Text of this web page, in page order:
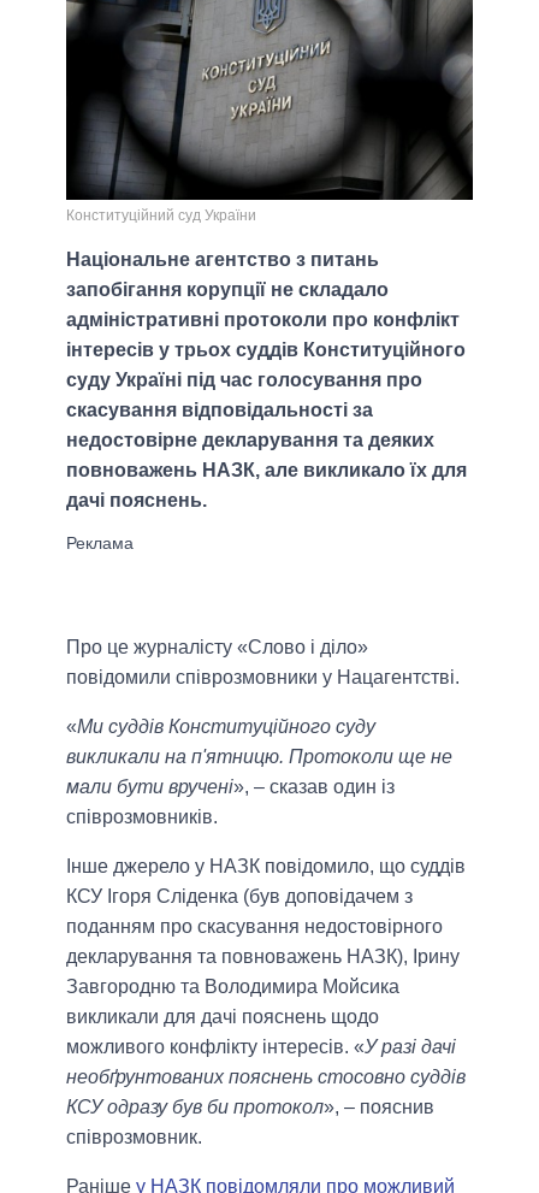
Конституційний суд України
Національне агентство з питань
запобігання корупції не складало
адміністративні протоколи про конфлікт
інтересів у трьох суддів Конституційного
суду Україні під час голосування про
скасування відповідальності за
недостовірне декларування та деяких
повноважень НАЗК, але викликало їх для
дачі пояснень.
Про це журналісту «Слово і діло»
повідомили співрозмовники у Нацагентстві.
«Ми суддів Конституційного суду
викликали на п'ятницю. Протоколи ще не
мали бути вручені», – сказав один із
співрозмовників.
Інше джерело у НАЗК повідомило, що суддів
КСУ Ігоря Сліденка (був доповідачем з
поданням про скасування недостовірного
декларування та повноважень НАЗК), Ірину
Завгородню та Володимира Мойсика
викликали для дачі пояснень щодо
можливого конфлікту інтересів. «У разі дачі
необґрунтованих пояснень стосовно суддів
КСУ одразу був би протокол», – пояснив
співрозмовник.
Раніше у НАЗК повідомляли про можливий